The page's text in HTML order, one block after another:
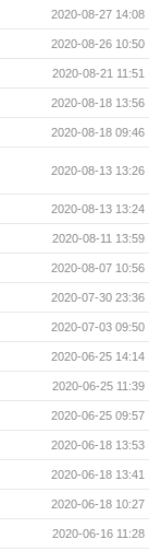
2020-08-27 14:08
2020-08-26 10:50
2020-08-21 11:51
2020-08-18 13:56
2020-08-18 09:46
2020-08-13 13:26
2020-08-13 13:24
2020-08-11 13:59
2020-08-07 10:56
2020-07-30 23:36
2020-07-03 09:50
2020-06-25 14:14
2020-06-25 11:39
2020-06-25 09:57
2020-06-18 13:53
2020-06-18 13:41
2020-06-18 10:27
2020-06-16 11:28